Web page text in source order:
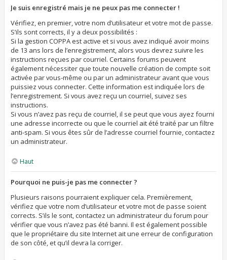
Je suis enregistré mais je ne peux pas me connecter !
Vérifiez, en premier, votre nom d’utilisateur et votre mot de passe.
S’ils sont corrects, il y a deux possibilités :
Si la gestion COPPA est active et si vous avez indiqué avoir moins
de 13 ans lors de l’enregistrement, alors vous devrez suivre les
instructions reçues par courriel. Certains forums peuvent
également nécessiter que toute nouvelle création de compte soit
activée par vous-même ou par un administrateur avant que vous
puissiez vous connecter. Cette information est indiquée lors de
l’enregistrement. Si vous avez reçu un courriel, suivez ses
instructions.
Si vous n’avez pas reçu de courriel, il se peut que vous ayez fourni
une adresse incorrecte ou que le courriel ait été traité par un filtre
anti-spam. Si vous êtes sûr de l’adresse courriel fournie, contactez
un administrateur.
Haut
Pourquoi ne puis-je pas me connecter ?
Plusieurs raisons pourraient expliquer cela. Premièrement,
vérifiez que votre nom d’utilisateur et votre mot de passe soient
corrects. S’ils le sont, contactez un administrateur du forum pour
vérifier que vous n’avez pas été banni. Il est également possible
que le propriétaire du site Internet ait une erreur de configuration
de son côté, et qu’il devra la corriger.